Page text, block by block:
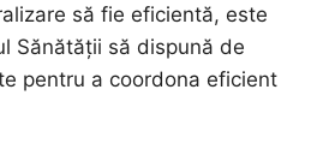
să fie eficientă, este
Sănătății să dispună de
pentru a coordona eficient